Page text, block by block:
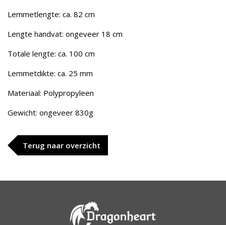
Lemmetlengte: ca. 82 cm
Lengte handvat: ongeveer 18 cm
Totale lengte: ca. 100 cm
Lemmetdikte: ca. 25 mm
Materiaal: Polypropyleen
Gewicht: ongeveer 830g
Terug naar overzicht